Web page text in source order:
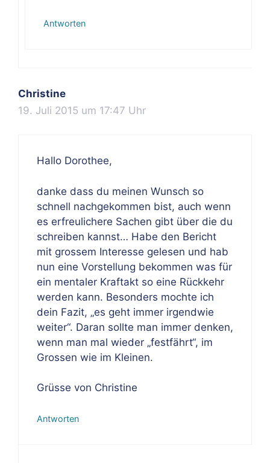
Antworten
Christine
19. Juli 2015 um 17:47 Uhr
Hallo Dorothee,
danke dass du meinen Wunsch so
schnell nachgekommen bist, auch wenn
es erfreulichere Sachen gibt über die du
schreiben kannst… Habe den Bericht
mit grossem Interesse gelesen und hab
nun eine Vorstellung bekommen was für
ein mentaler Kraftakt so eine Rückkehr
werden kann. Besonders mochte ich
dein Fazit, „es geht immer irgendwie
weiter“. Daran sollte man immer denken,
wenn man mal wieder „festfährt“, im
Grossen wie im Kleinen.
Grüsse von Christine
Antworten